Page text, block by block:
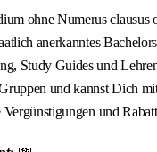
ohne Numerus clausus
anerkanntes
Study Guides und
und kannst Dich
und